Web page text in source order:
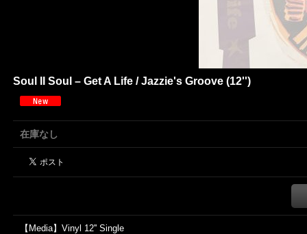
Soul II Soul – Get A Life / Jazzie's Groove (12'')
在庫なし
【Media】Vinyl 12'' Single